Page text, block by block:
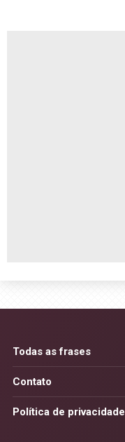
Todas as frases
Contato
Política de privacidade